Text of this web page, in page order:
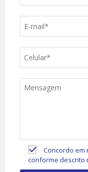
Concordo em
conforme descrito